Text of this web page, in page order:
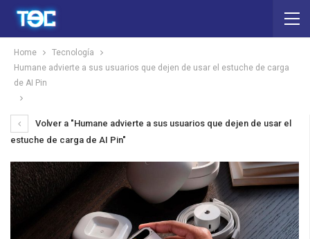
Home
Tecnología
Humane advierte a sus usuarios que dejen de usar el estuche de carga
de AI Pin
Volver a "Humane advierte a sus usuarios que dejen de usar el
estuche de carga de AI Pin"